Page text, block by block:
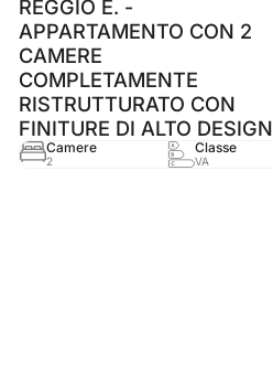
mq
46 mq
REGGIO E. -
APPARTAMENTO CON 2
CAMERE
COMPLETAMENTE
RISTRUTTURATO CON
FINITURE DI ALTO DESIGN
Camere
2
Classe
VA